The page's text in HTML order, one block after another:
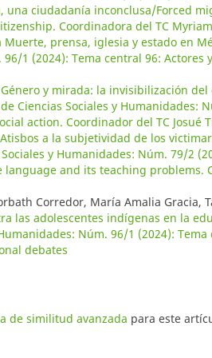
una ciudadanía inconclusa/Forced
Coordinadora del TC
Muerte, prensa, iglesia y estado en
1 (2024): Tema central 96:
Género y mirada: la invisibilización
Ciencias Sociales y Humanidades:
action. Coordinador del TC Josué
Atisbos a la subjetividad de los
y Humanidades: Núm. 79/2
language and its teaching problems.
Corredor, María Amalia Gracia,
las adolescentes indígenas en la
Núm. 96/1 (2024):
debates
de similitud avanzada para este